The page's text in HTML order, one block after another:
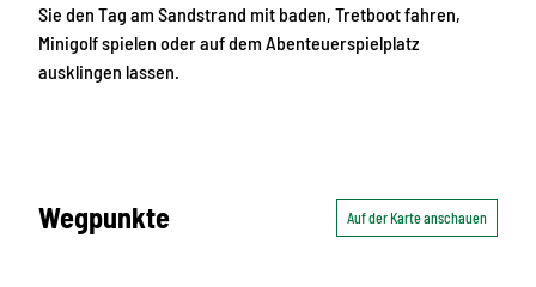
Sie den Tag am Sandstrand mit baden, Tretboot fahren,
Minigolf spielen oder auf dem Abenteuerspielplatz
ausklingen lassen.
Wegpunkte Auf der Karte anschauen